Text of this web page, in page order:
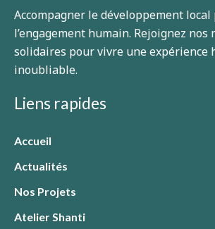
Accompagner le développement local
l’engagement humain. Rejoignez nos
solidaires pour vivre une expérience
inoubliable.
Liens rapides
Accueil
Actualités
Nos Projets
Atelier Shanti